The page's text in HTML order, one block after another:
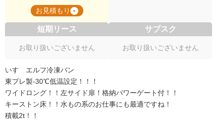
お見積もり
短期リース
お取り扱いございません
サブスク
お取り扱いございません
いすゞエルフ冷凍バン
東プレ製-30℃低温設定！！！
ワイドロング！！左サイド扉！格納パワーゲート付！！
キーストン床！！水もの系のお仕事にも最適ですね！
積載2t！！